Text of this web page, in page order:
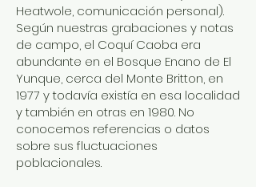
Heatwole, comunicación personal).
Según nuestras grabaciones y notas
de campo, el Coquí Caoba era
abundante en el Bosque Enano de El
Yunque, cerca del Monte Britton, en
1977 y todavía existía en esa localidad
y también en otras en 1980. No
conocemos referencias o datos
sobre sus fluctuaciones
poblacionales.